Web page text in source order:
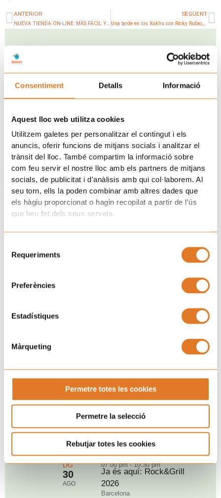
Consentiment Detalls Informació
Aquest lloc web utilitza cookies
Utilitzem galetes per personalitzar el contingut i els
anuncis, oferir funcions de mitjans socials i analitzar el
trànsit del lloc. També compartim la informació sobre
com feu servir el nostre lloc amb els partners de mitjans
socials, de publicitat i d'anàlisis amb qui col·laborem. Al
seu torn, ells la poden combinar amb altres dades que
els hàgiu proporcionat o hagin recopilat a partir de l'ús
que heu fet dels seus serveis.
Requeriments
Preferències
Estadístiques
Màrqueting
Permetre totes les cookies
Permetre la selecció
Rebutjar totes les cookies
Prev
ANTERIOR SEGÜENT
Pròxims esdeveniments
DT
18
09:00 pm - 11:00 pm
per Sant Magí
Tarragona
DG
30
AGO
07:00 pm - 10:30 pm
Ja és aquí: Rock&Grill
2026
Barcelona